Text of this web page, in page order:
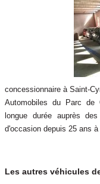
concessionnaire à Saint-
Automobiles du Parc de
longue durée auprès
d'occasion depuis 25 ans
Les autres véhicules